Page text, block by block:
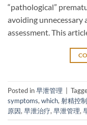
“pathological”
avoiding unnecessary
assessment. This
Posted in早泄管理
symptoms, which, 射精控制
原因, 早泄治疗, 早泄管理,